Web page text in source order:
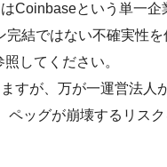
Coinbaseという単一企
結ではない不確実性を
照してください。
すが、万が一運営法人
ペッグが崩壊するリス